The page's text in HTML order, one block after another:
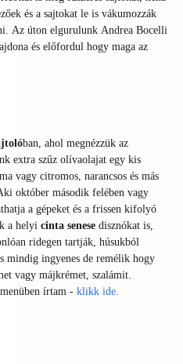
és a sajtokat le is vákumozzák
Az úton elgurulunk Andrea Bocelli
és előfordul hogy maga az
ban, ahol megnézzük az
extra szűz olívaolajat egy kis
vagy citromos, narancsos és más
október második felében vagy
a gépeket és a frissen kifolyó
a helyi cinta senese disznókat is,
ridegen tartják, húsukból
mindig ingyenes de remélik hogy
vagy májkrémet, szalámit.
írtam - klikk ide.